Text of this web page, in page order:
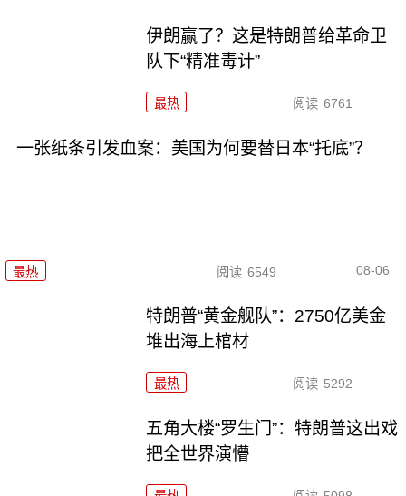
伊朗赢了？这是特朗普给革命卫
队下“精准毒计”
最热 阅读 6761
一张纸条引发血案：美国为何要替日本“托底”？
最热 阅读 6549 08-06
特朗普“黄金舰队”：2750亿美金
堆出海上棺材
最热 阅读 5292
五角大楼“罗生门”：特朗普这出戏
把全世界演懵